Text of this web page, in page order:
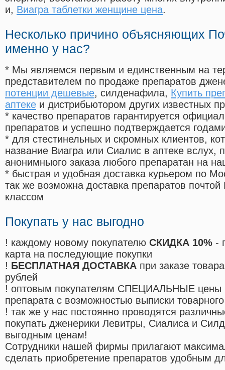
и, Виагра таблетки женщине цена.
Несколько причино объясняющих
именно у нас?
* Мы являемся первым и единственным на
представителем по продаже препаратов
потенции дешевые, силденафила, Купить
аптеке и дистрибьютором других известных
* качество препаратов гарантируется
препаратов и успешно подтверждается
* для стестинельных и скромных клиентов,
название Виагра или Сиалис в аптеке вслух,
анонимныого заказа любого препаратан на
* быстрая и удобная доставка курьером по
так же возможна доставка препаратов
классом
Покупать у нас выгодно
! каждому новому покупателю СКИДКА 10% -
карта на последующие покупки
! БЕСПЛАТНАЯ ДОСТАВКА при заказе
рублей
! оптовым покупателям СПЕЦИАЛЬНЫЕ цены
препарата с возможностью выписки
! так же у нас постоянно проводятся
покупать дженерики Левитры, Сиалиса и
выгодным ценам!
Cотрудники нашей фирмы прилагают
сделать приобретение препаратов удобным